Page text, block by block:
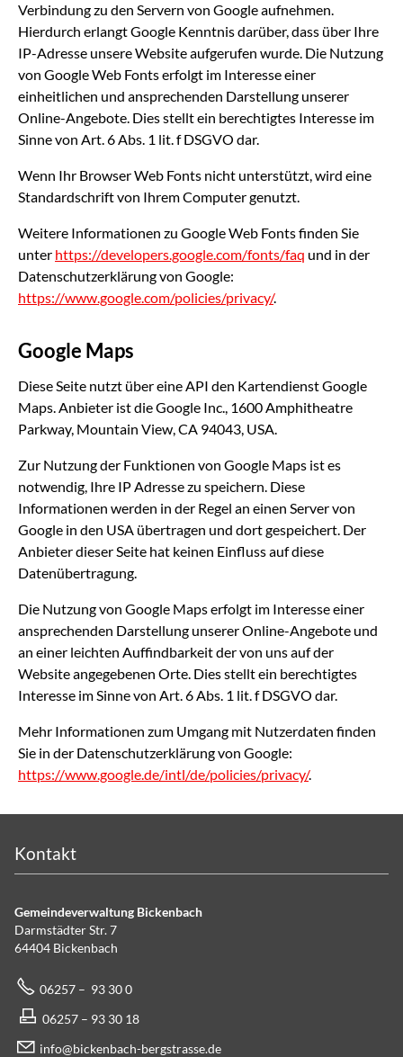
Verbindung zu den Servern von Google aufnehmen.
Hierdurch erlangt Google Kenntnis darüber, dass über Ihre
IP-Adresse unsere Website aufgerufen wurde. Die Nutzung
von Google Web Fonts erfolgt im Interesse einer
einheitlichen und ansprechenden Darstellung unserer
Online-Angebote. Dies stellt ein berechtigtes Interesse im
Sinne von Art. 6 Abs. 1 lit. f DSGVO dar.
Wenn Ihr Browser Web Fonts nicht unterstützt, wird eine
Standardschrift von Ihrem Computer genutzt.
Weitere Informationen zu Google Web Fonts finden Sie
unter https://developers.google.com/fonts/faq und in der
Datenschutzerklärung von Google:
https://www.google.com/policies/privacy/.
Google Maps
Diese Seite nutzt über eine API den Kartendienst Google
Maps. Anbieter ist die Google Inc., 1600 Amphitheatre
Parkway, Mountain View, CA 94043, USA.
Zur Nutzung der Funktionen von Google Maps ist es
notwendig, Ihre IP Adresse zu speichern. Diese
Informationen werden in der Regel an einen Server von
Google in den USA übertragen und dort gespeichert. Der
Anbieter dieser Seite hat keinen Einfluss auf diese
Datenübertragung.
Die Nutzung von Google Maps erfolgt im Interesse einer
ansprechenden Darstellung unserer Online-Angebote und
an einer leichten Auffindbarkeit der von uns auf der
Website angegebenen Orte. Dies stellt ein berechtigtes
Interesse im Sinne von Art. 6 Abs. 1 lit. f DSGVO dar.
Mehr Informationen zum Umgang mit Nutzerdaten finden
Sie in der Datenschutzerklärung von Google:
https://www.google.de/intl/de/policies/privacy/.
Kontakt
Gemeindeverwaltung Bickenbach
Darmstädter Str. 7
64404 Bickenbach
06257 – 93 30 0
06257 – 93 30 18
info@bickenbach-bergstrasse.de